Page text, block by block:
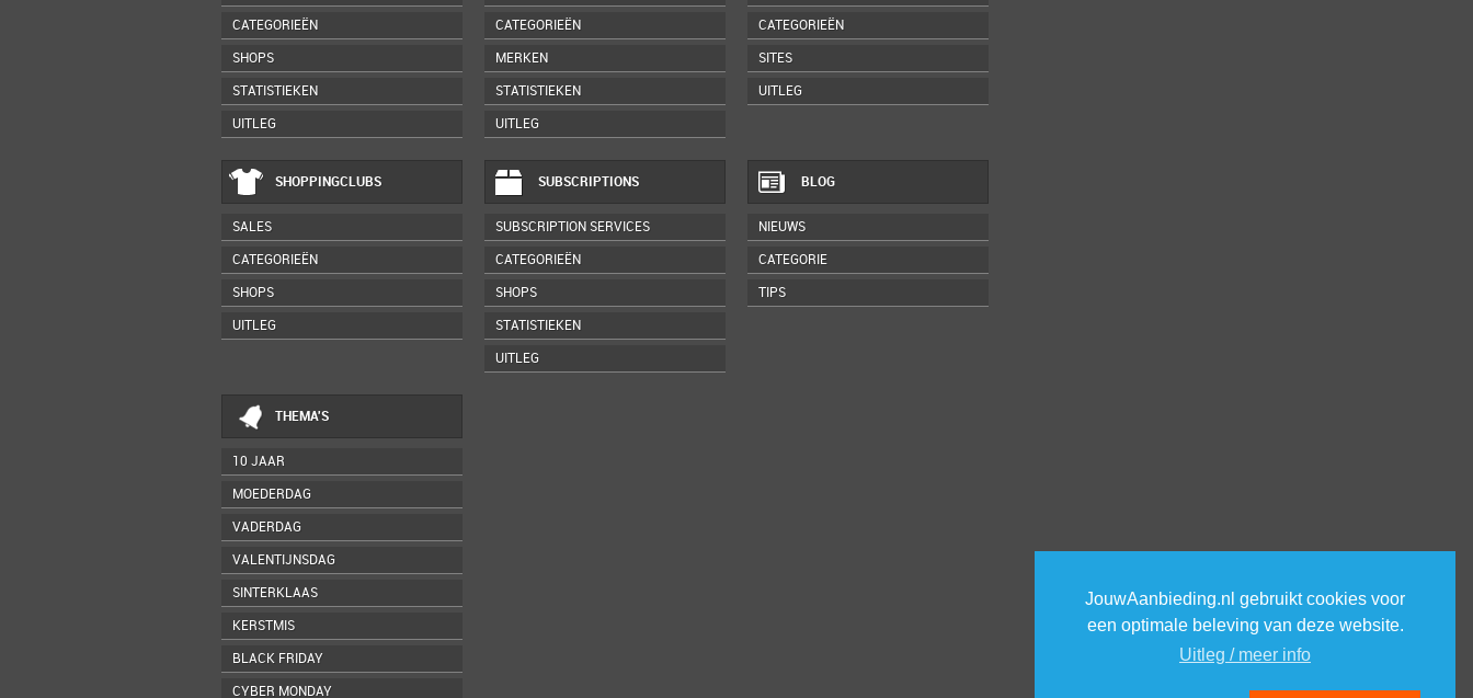
JouwAanbieding.nl gebruikt cookies voor
een optimale beleving van deze website.
Uitleg / meer info
CATEGORIEËN
SHOPS
STATISTIEKEN
UITLEG
CATEGORIEËN
MERKEN
STATISTIEKEN
UITLEG
CATEGORIEËN
SITES
UITLEG
SHOPPINGCLUBS
SALES
CATEGORIEËN
SHOPS
UITLEG
SUBSCRIPTIONS
SUBSCRIPTION SERVICES
CATEGORIEËN
SHOPS
STATISTIEKEN
UITLEG
BLOG
NIEUWS
CATEGORIE
TIPS
THEMA'S
10 JAAR
MOEDERDAG
VADERDAG
VALENTIJNSDAG
SINTERKLAAS
KERSTMIS
BLACK FRIDAY
CYBER MONDAY